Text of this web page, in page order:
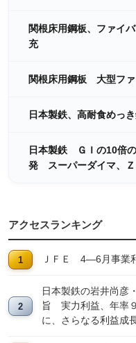
関根床用鋼板、ファイ
充
関根床用鋼板 大型ファ
日本製鉄、高耐食めっ
日本製鉄 ＧＩの10倍
発 スーパーダイマ、Ｚ
アクセスランキング
ＪＦＥ 4―6月事業
日本製鉄の岩井尚彦
旨 実力利益、年率
に、さらなる利益成